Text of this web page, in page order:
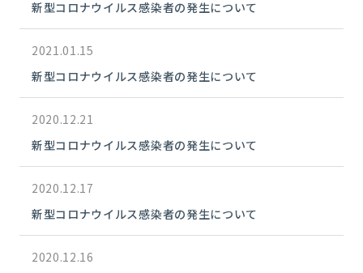
新型コロナウイルス感染者の発生について
2021.01.15
新型コロナウイルス感染者の発生について
2020.12.21
新型コロナウイルス感染者の発生について
2020.12.17
新型コロナウイルス感染者の発生について
2020.12.16